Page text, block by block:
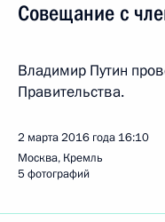
Совещание с
Владимир Путин
Правительства.
2 марта 2016 года 16:10
Москва, Кремль
5 фотографий